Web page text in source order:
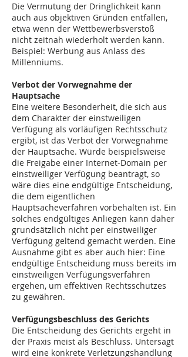
Die Vermutung der Dringlichkeit kann
auch aus objektiven Gründen entfallen,
etwa wenn der Wettbewerbsverstoß
nicht zeitnah wiederholt werden kann.
Beispiel: Werbung aus Anlass des
Millenniums.
Verbot der Vorwegnahme der
Hauptsache
Eine weitere Besonderheit, die sich aus
dem Charakter der einstweiligen
Verfügung als vorläufigen Rechtsschutz
ergibt, ist das Verbot der Vorwegnahme
der Hauptsache. Würde beispielsweise
die Freigabe einer Internet-Domain per
einstweiliger Verfügung beantragt, so
wäre dies eine endgültige Entscheidung,
die dem eigentlichen
Hauptsacheverfahren vorbehalten ist. Ein
solches endgültiges Anliegen kann daher
grundsätzlich nicht per einstweiliger
Verfügung geltend gemacht werden. Eine
Ausnahme gibt es aber auch hier: Eine
endgültige Entscheidung muss bereits im
einstweiligen Verfügungsverfahren
ergehen, um effektiven Rechtsschutzes
zu gewähren.
Verfügungsbeschluss des Gerichts
Die Entscheidung des Gerichts ergeht in
der Praxis meist als Beschluss. Untersagt
wird eine konkrete Verletzungshandlung